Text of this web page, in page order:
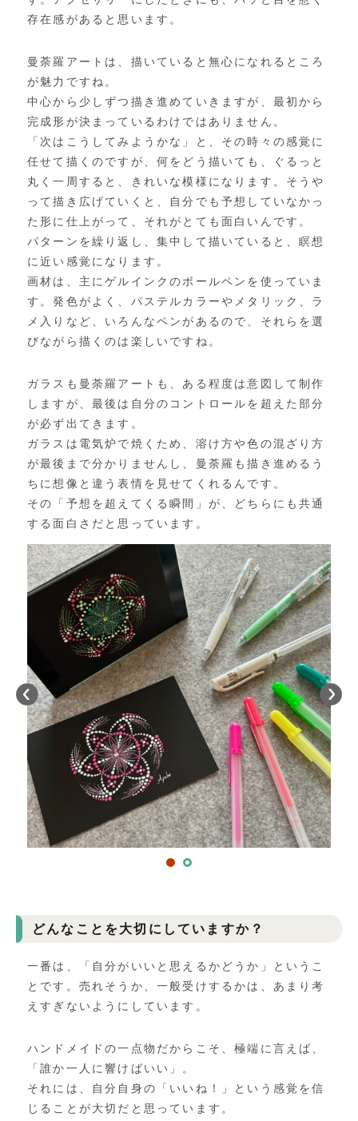
存在感があると思います。
曼荼羅アートは、描いていると無心になれるところ
が魅力ですね。
中心から少しずつ描き進めていきますが、 最初から
完成形が決まっているわけではありません。
「 次はこうしてみようかな」と、 その時々の感覚に
任せて描くのですが、何をどう描いても、
ぐるっと
丸く一周すると、きれいな模様になります。 そうや
って描き広げていくと、
自分でも予想していなかっ
た形に仕上がって、 それがとても面白いんです。
パターンを繰り返し、集中して描いていると、瞑想
に近い感覚になります。
画材は、主にゲルインクのボールペンを使っていま
す。発色がよく、パステルカラーやメタリック、ラ
メ入りなど、 いろんなペンがあるので、 それらを選
びながら描くのは楽しいですね。
ガラスも曼荼羅アートも、ある程度は意図して制作
しますが、 最後は自分のコントロールを超えた部分
が必ず出てきます。
ガラスは電気炉で焼くため、 溶け方や色の混ざり方
が最後まで分かりませんし、 曼荼羅も描き進めるう
ちに想像と違う表情を見せてくれるんです。
その「予想を超えてくる瞬間」が、
どちらにも共通
する面白さだと思っています。
どんなことを大切にしていますか？
一番は、「自分がいいと思えるかどうか」というこ
とです。 売れそうか、一般受けするかは、 あまり考
えすぎないようにしています。
ハンドメイドの一点物だからこそ、極端に言えば、
「誰か一人に響けばいい」。
それには、自分自身の「いいね！」
という感覚を信
じることが大切だと思っています。